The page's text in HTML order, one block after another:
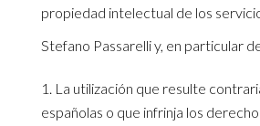
propiedad intelectual de los
Stefano Passarelli y, en particular
La utilización que resulte
españolas o que infrinja los